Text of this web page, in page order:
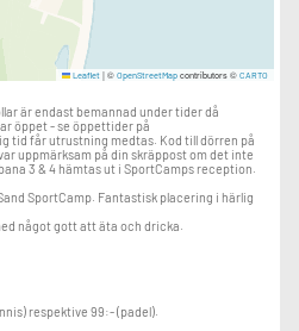
Leaflet |© OpenStreetMap contributors © CARTO
är endast bemannad under tider då
öppet - se öppettider på
tid får utrustning medtas. Kod till dörren på
uppmärksam på din skräppost om det inte
3 & 4 hämtas ut i SportCamps reception.
SportCamp. Fantastisk placering i härlig
något gott att äta och dricka.
respektive 99:- (padel).